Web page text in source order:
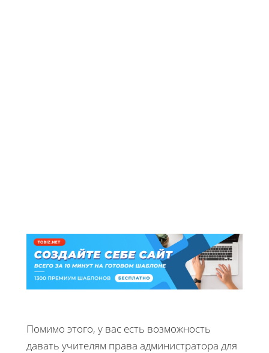
Помимо этого, у вас есть возможность
давать учителям права администратора для